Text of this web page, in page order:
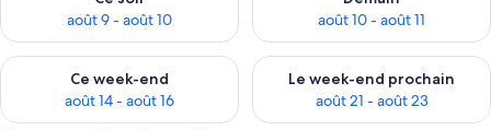
août 9 - août 10
août 10 - août 11
Ce week-end
août 14 - août 16
Vérifier la disponibilité pour ce week-end août 14 - août 16
Le week-end prochain
août 21 - août 23
Vérifier la disponibilité pour